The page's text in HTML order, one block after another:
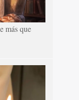
más que